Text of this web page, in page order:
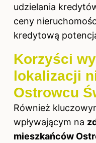
udzielania
ceny
kredytową
Korzyści
lokalizacji
Ostrowcu
Również
wpływającym na
mieszkańców